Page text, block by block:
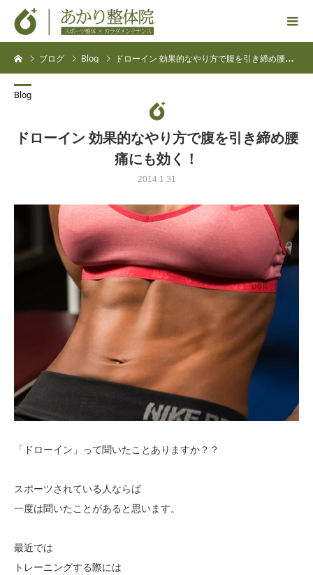
ブログ Blog ドローイン 効果的なやり方で腹を引き締め腰痛にも効く！
Blog
ドローイン 効果的なやり方で腹を引き締め腰
痛にも効く！
2014.1.31
「ドローイン」って聞いたことありますか？？
スポーツされている人ならば
一度は聞いたことがあると思います。
最近では
トレーニングする際には